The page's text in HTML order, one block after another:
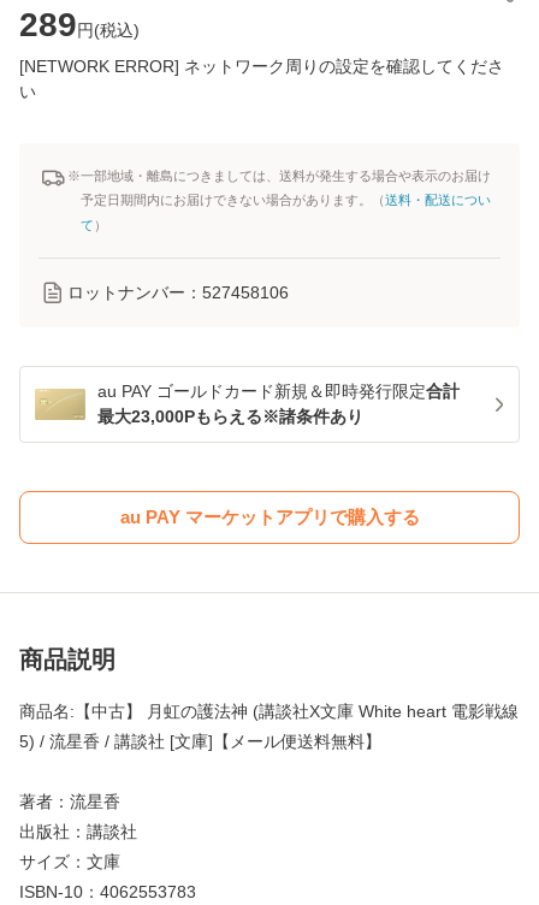
289円(税込)
[NETWORK ERROR] ネットワーク周りの設定を確認してくださ
い
※一部地域・離島につきましては、送料が発生する場合や表示のお届け
予定日期間内にお届けできない場合があります。（送料・配送につい
て ）
ロットナンバー： 527458106
au PAY ゴールドカード新規＆即時発行限定合計
最大23,000Pもらえる※諸条件あり
au PAY マーケットアプリで購入する
商品説明
商品名:【中古】 月虹の護法神 (講談社X文庫 White heart 電影戦線
5) / 流星香 / 講談社 [文庫]【メール便送料無料】
著者：流星香
出版社：講談社
サイズ：文庫
ISBN-10：4062553783